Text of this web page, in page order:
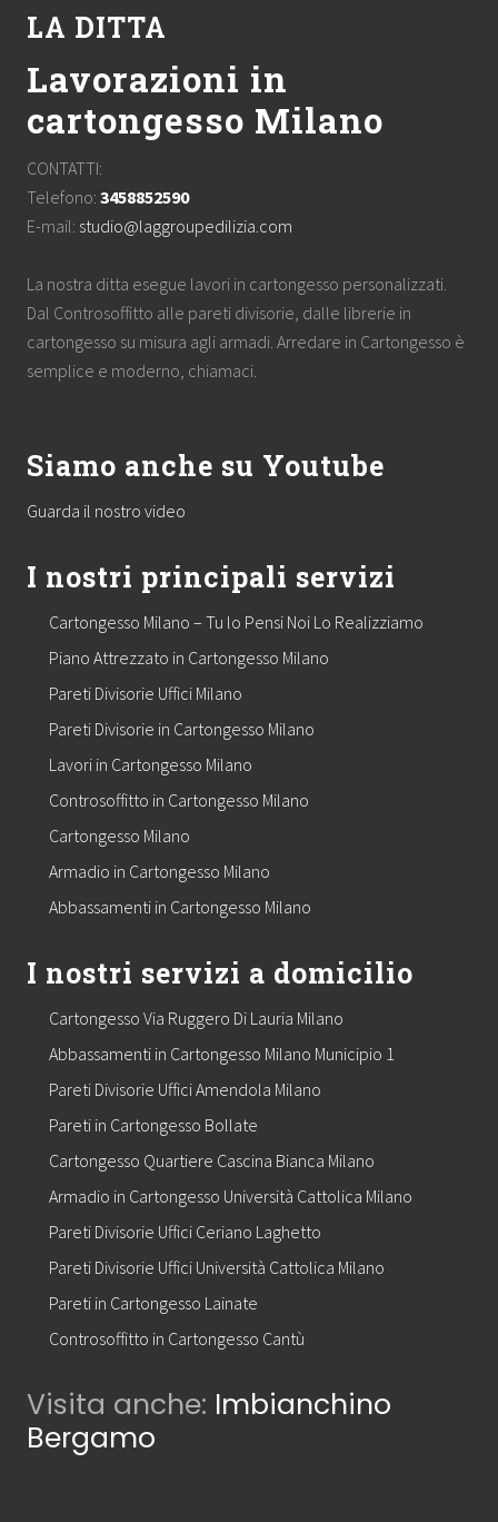
LA DITTA
Lavorazioni in
cartongesso Milano
CONTATTI:
Telefono: 3458852590
E-mail: studio@laggroupedilizia.com
La nostra ditta esegue lavori in cartongesso personalizzati.
Dal Controsoffitto alle pareti divisorie, dalle librerie in
cartongesso su misura agli armadi. Arredare in Cartongesso è
semplice e moderno, chiamaci.
Siamo anche su Youtube
Guarda il nostro video
I nostri principali servizi
Cartongesso Milano – Tu lo Pensi Noi Lo Realizziamo
Piano Attrezzato in Cartongesso Milano
Pareti Divisorie Uffici Milano
Pareti Divisorie in Cartongesso Milano
Lavori in Cartongesso Milano
Controsoffitto in Cartongesso Milano
Cartongesso Milano
Armadio in Cartongesso Milano
Abbassamenti in Cartongesso Milano
I nostri servizi a domicilio
Cartongesso Via Ruggero Di Lauria Milano
Abbassamenti in Cartongesso Milano Municipio 1
Pareti Divisorie Uffici Amendola Milano
Pareti in Cartongesso Bollate
Cartongesso Quartiere Cascina Bianca Milano
Armadio in Cartongesso Università Cattolica Milano
Pareti Divisorie Uffici Ceriano Laghetto
Pareti Divisorie Uffici Università Cattolica Milano
Pareti in Cartongesso Lainate
Controsoffitto in Cartongesso Cantù
Visita anche: Imbianchino
Bergamo